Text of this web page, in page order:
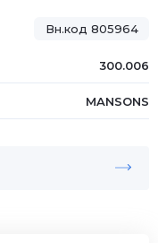
Вн.код 805964
300.006
MANSONS